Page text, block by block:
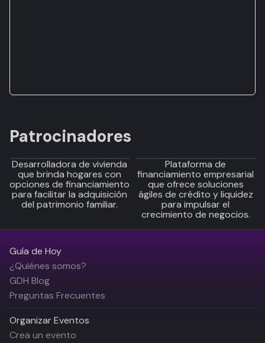
Patrocinadores
Desarrolladora de vivienda
que brinda hogares con
opciones de financiamiento
para facilitar la adquisición
del patrimonio familiar.
Plataforma de
financiamiento empresarial
que ofrece soluciones
ágiles de crédito y liquidez
para impulsar el
crecimiento de negocios.
Guía de Hoy
¿Quiénes somos?
GDH Blog
Preguntas Frecuentes
Organizar Eventos
Crea un evento